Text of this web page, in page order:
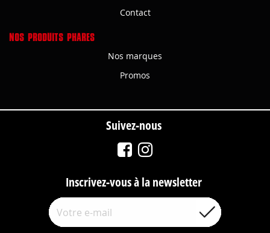
Contact
NOS PRODUITS PHARES
Nos marques
Promos
Suivez-nous
Inscrivez-vous à la newsletter